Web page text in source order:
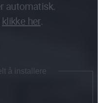
automatisk.
klikke her.
å installere